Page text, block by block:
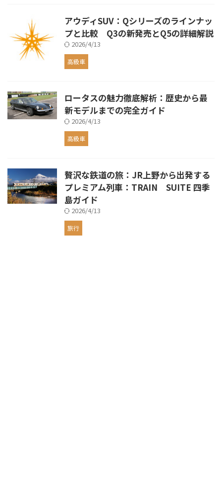
アウディSUV：Qシリーズのラインナッ
プと比較 Q3の新発売とQ5の詳細解説
2026/4/13
高級車
ロータスの魅力徹底解析：歴史から最
新モデルまでの完全ガイド
2026/4/13
高級車
贅沢な鉄道の旅：JR上野から出発する
プレミアム列車：TRAIN SUITE 四季
島ガイド
2026/4/13
旅行